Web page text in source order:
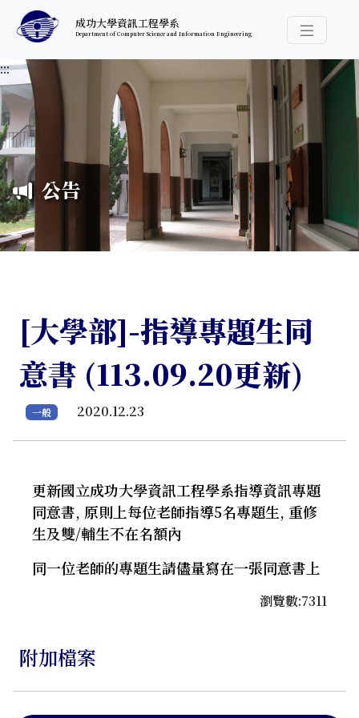
跳至中央內容區塊
成功大學資訊工程學系
Department of Computer Science and Information Engineering
導覽選
:::
公告
[大學部]-指導專題生同
意書 (113.09.20更新)
一般 2020.12.23
更新國立成功大學資訊工程學系指導資訊專題
同意書, 原則上每位老師指導5名專題生, 重修
生及雙/輔生不在名額內
同一位老師的專題生請儘量寫在一張同意書上
瀏覽數:7311
附加檔案